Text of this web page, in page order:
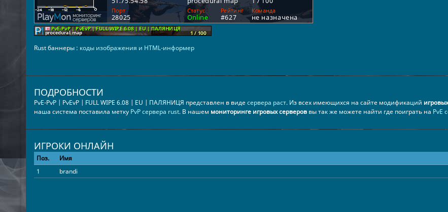
Rust баннеры : коды изображения и HTML-информер
ПОДРОБНОСТИ
PvE-PvP | PvEvP | FULL WIPE 6.08 | EU | ПАЛЯНИЦЯ представлен в видесервера раст. Из всех имеющихся на сайте модификаций
наша система поставила метку PvP сервера rust. В нашем мониторинге игровых сервероввы так же можете найти где поиграть на PvE
ИГРОКИ ОНЛАЙН
Поз. Имя
1
brandi